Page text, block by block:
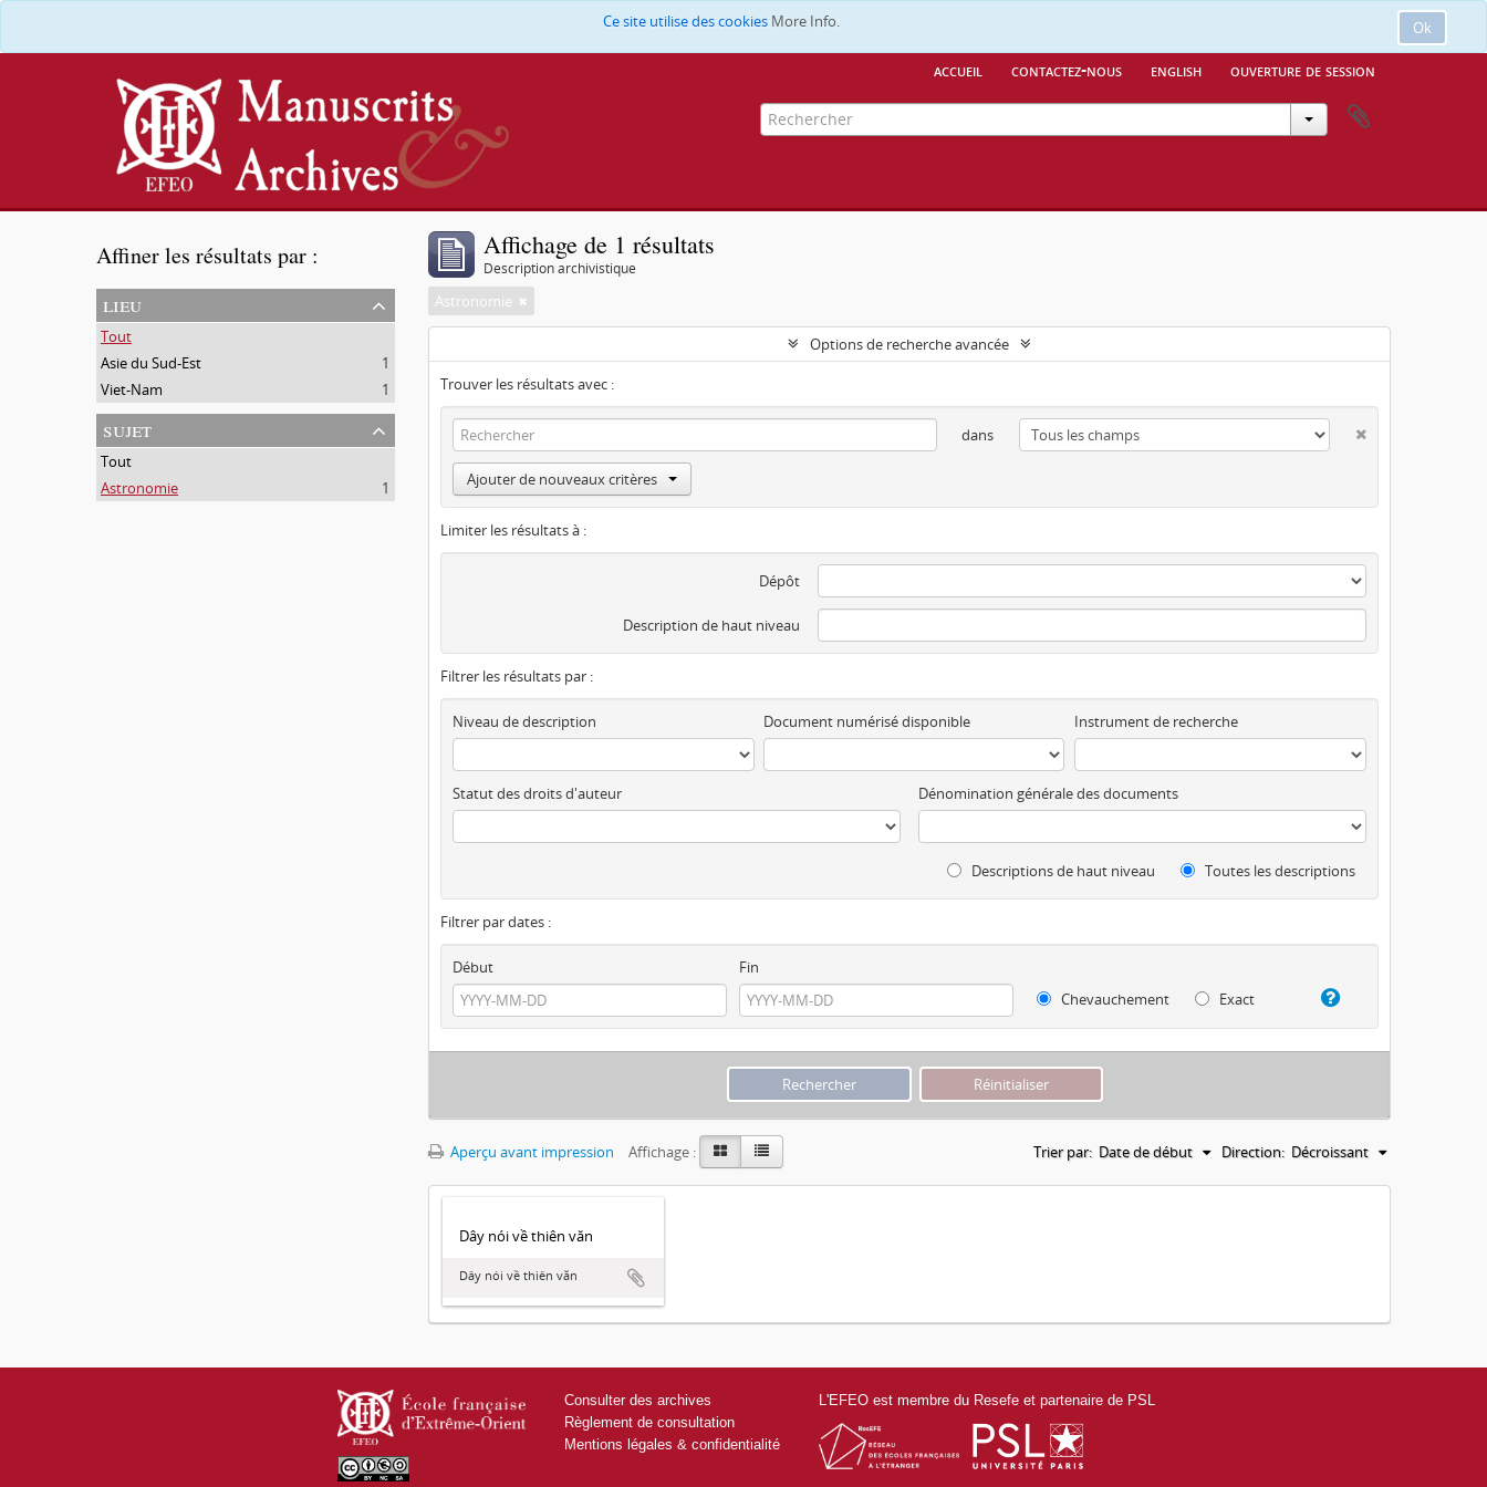
Ok
Ce site utilise des cookies More Info.
accueil contactez-nous english ouverture de session
Affiner les résultats par :
lieu
Tout
Asie du Sud-Est
1
Viet-Nam
1
sujet
Tout
Astronomie
1
Affichage de 1 résultats
Description archivistique
Astronomie
Options de recherche avancée
Trouver les résultats avec :
dans
Ajouter de nouveaux critères
Limiter les résultats à :
Dépôt
Description de haut niveau
Filtrer les résultats par :
Niveau de description Document numérisé disponible Instrument de recherche
Statut des droits d'auteur Dénomination générale des documents
Descriptions de haut niveau Toutes les descriptions
Filtrer par dates :
Début
Fin
Chevauchement
Exact
Aperçu avant impression Affichage : Trier par: Date de début Direction: Décroissant
Dây nói về thiên văn
Dây nói về thiên văn
Consulter des archives
Règlement de consultation
Mentions légales & confidentialité
L'EFEO est membre du Resefe et partenaire de PSL